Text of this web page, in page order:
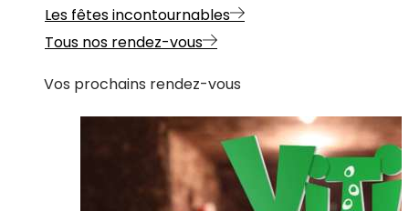
Les fêtes incontournables
Tous nos rendez-vous
Vos prochains rendez-vous